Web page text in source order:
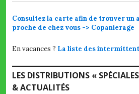
Consultez la carte afin de trouver un
proche de chez vous -> Copanierage
En vacances ? La liste des
LES DISTRIBUTIONS «
& ACTUALITÉS